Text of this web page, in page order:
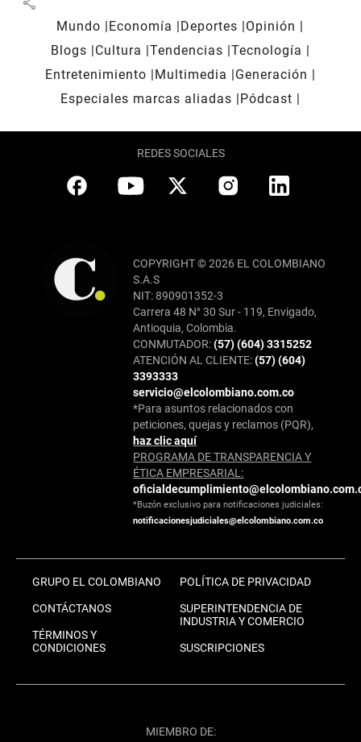
Mundo Economía Deportes
Opinión
Blogs
Cultura Tendencias Tecnología
Entretenimiento
Multimedia
Generación
Especiales marcas aliadas
Pódcast
REDES SOCIALES
COPYRIGHT © 2026 EL COLOMBIANO
S.A.S
NIT: 890901352-3
Carrera 48 N° 30 Sur - 119, Envigado,
Antioquia, Colombia.
CONMUTADOR:(57) (604) 3315252
ATENCIÓN AL CLIENTE:(57) (604)
3393333
servicio@elcolombiano.com.co
*Para asuntos relacionados con
peticiones, quejas y reclamos (PQR),
haz clic aquí
PROGRAMA DE TRANSPARENCIA Y
ÉTICA EMPRESARIAL:
*Buzón exclusivo para notificaciones judiciales:
notificacionesjudiciales@elcolombiano.com.co
GRUPO EL COLOMBIANO
CONTÁCTANOS
TÉRMINOS Y
CONDICIONES
POLÍTICA DE PRIVACIDAD
SUPERINTENDENCIA DE
INDUSTRIA Y COMERCIO
SUSCRIPCIONES
MIEMBRO DE: